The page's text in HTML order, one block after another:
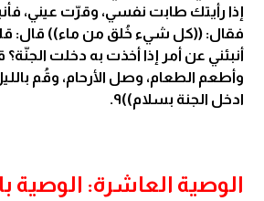
إذا رأيتك طابت نفسي، وقرّت عيني،
فقال: ((كل شيء خُلق من ماء)) قال:
أنبئني عن أمر إذا أخذت به دخلت
وأطعم الطعام، وصل الأرحام، وقُم
ادخل الجنة بسلام))٩.
الوصية العاشرة: الوصية